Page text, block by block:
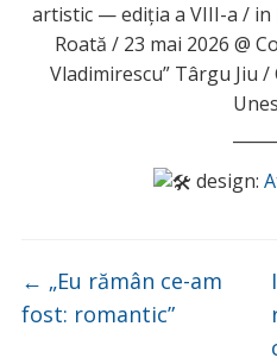
artistic — ediția a VIII-a / in
Roată / 23 mai 2026 @
Vladimirescu” Târgu Jiu /
design:
← „Eu rămân ce-am
fost: romantic”